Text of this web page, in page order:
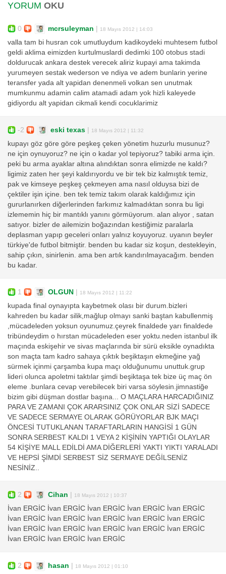
YORUM OKU
0 mcrsuleyman | 18 Mayıs 2012 | 14:03
valla tam bi husran cok umutluydum kadikoydeki muhtesem futbol
geldi aklima eimizden kurtulmuslardi dedimki 100 otobus stadi
doldurucak ankara destek verecek aliriz kupayi ama takimda
yurumeyen sestak wederson ve ndiya ve adem bunlarin yerine
teransfer yada alt yapidan denenmeli volkan sen unutmak
mumkunmu adamin calim atamadi adam yok hizli kaleyede
gidiyordu alt yapidan cikmali kendi cocuklarimiz
-2 eski texas | 18 Mayıs 2012 | 11:32
kupayı göz göre göre peşkeş çeken yönetim huzurlu musunuz?
ne için oynuyoruz? ne için o kadar yol tepiyoruz? tabiki arma için.
peki bu arma ayaklar altına alındıktan sonra elimizde ne kaldı?
ligimiz zaten her şeyi kaldırıyordu ve bir tek biz kalmıştık temiz,
pak ve kimseye peşkeş çekmeyen ama nasıl olduysa bizi de
çektiler işin içine. ben tek temiz takım olarak kaldığımız için
gururlanırken diğerlerinden farkımız kalmadıktan sonra bu ligi
izlememin hiç bir mantıklı yanını görmüyorum. alan alıyor , satan
satıyor. bizler de ailemizin boğazından kestiğimiz paralarla
deplasman yapıp geceleri onları yalnız koyuyoruz. uyanın beyler
türkiye'de futbol bitmiştir. benden bu kadar siz koşun, destekleyin,
sahip çıkın, sinirlenin. ama ben artık kandırılmayacağım. benden
bu kadar.
1 OLGUN | 18 Mayıs 2012 | 11:22
kupada final oynayıpta kaybetmek olası bir durum.bizleri
kahreden bu kadar silik,mağlup olmayı sanki baştan kabullenmiş
,mücadeleden yoksun oyunumuz.çeyrek finaldede yarı finaldede
tribündeydim o hırstan mücadeleden eser yoktu.neden istanbul ilk
maçında eskişehir ve sivas maçlarında bir sürü eksikle oynadıkta
son maçta tam kadro sahaya çıktık beşiktaşın ekmeğine yağ
sürmek içinmi çarşamba kupa maçı olduğunumu unuttuk.grup
lideri olunca apoletmi taktılar şimdi beşiktaşa tek bize üç maç ön
eleme .bunlara cevap verebilecek biri varsa söylesin.jimnastiğe
bizim gibi düşman dostlar başına... O MAÇLARA HARCADIĞINIZ
PARA VE ZAMANI ÇOK ARARSINIZ ÇOK ONLAR SİZİ SADECE
VE SADECE SERMAYE OLARAK GÖRÜYORLAR BJK MAÇI
ÖNCESİ TUTUKLANAN TARAFTARLARIN HANGİSİ 1 GÜN
SONRA SERBEST KALDI 1 VEYA 2 KİŞİNİN YAPTIĞI OLAYLAR
54 KİŞİYE MALL EDİLDİ AMA DİĞERLERİ YAKTI YIKTI YARALADI
VE HEPSİ ŞİMDİ SERBEST SİZ SERMAYE DEĞİLSENİZ
NESİNİZ..
2 Cihan | 18 Mayıs 2012 | 10:37
İvan ERGİC İvan ERGİC İvan ERGİC İvan ERGİC İvan ERGİC
İvan ERGİC İvan ERGİC İvan ERGİC İvan ERGİC İvan ERGİC
İvan ERGİC İvan ERGİC İvan ERGİC İvan ERGİC İvan ERGİC
İvan ERGİC İvan ERGİC İvan ERGİC
2 hasan | 18 Mayıs 2012 | 01:10